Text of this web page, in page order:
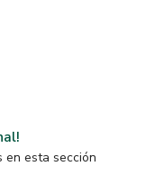
en esta sección